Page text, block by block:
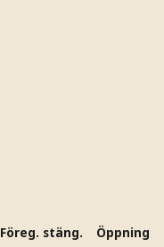
Föreg. stäng. Öppning